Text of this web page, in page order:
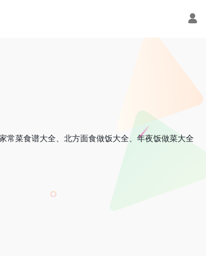
常菜食谱大全、北方面食做饭大全、年夜饭做菜大全